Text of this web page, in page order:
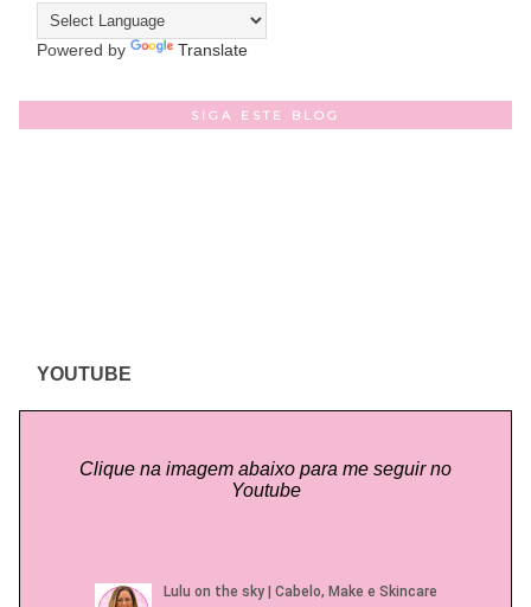
Powered by Translate
SIGA ESTE BLOG
YOUTUBE
Clique na imagem abaixo para me seguir no
Youtube